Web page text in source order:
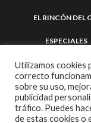
EL RINCÓN DEL
ESPECIALES
LA TRASTIENDA
REVIEWS
Utilizamos cookies
correcto
sobre su uso,
publicidad
tráfico. Puedes
de estas cookies o